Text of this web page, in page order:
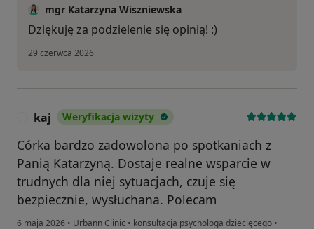
mgr Katarzyna Wiszniewska
Dziękuję za podzielenie się opinią! :)
29 czerwca 2026
kaj Weryfikacja wizyty
Córka bardzo zadowolona po spotkaniach z
Panią Katarzyną. Dostaje realne wsparcie w
trudnych dla niej sytuacjach, czuje się
bezpiecznie, wysłuchana. Polecam
6 maja 2026 • Urbann Clinic • konsultacja psychologa dziecięcego •